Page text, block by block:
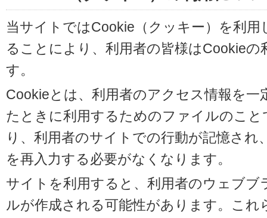
当サイトではCookie（クッキー）を利
ることにより、利用者の皆様はCookie
す。
Cookieとは、利用者のアクセス情報を
たときに利用するためのファイルのこ
り、利用者のサイトでの行動が記憶さ
を再入力する必要がなくなります。
サイトを利用すると、利用者のウェブ
ルが作成される可能性があります。こ